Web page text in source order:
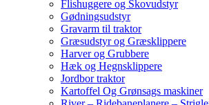
Flishuggere og Skovudstyr
Gødningsudstyr
Gravarm til traktor
Græsudstyr og Græsklippere
Harver og Grubbere
Hæk og Hegnsklippere
Jordbor traktor
Kartoffel Og Grønsags maskiner